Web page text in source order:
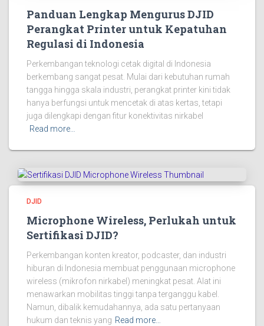
Panduan Lengkap Mengurus DJID
Perangkat Printer untuk Kepatuhan
Regulasi di Indonesia
Perkembangan teknologi cetak digital di Indonesia
berkembang sangat pesat. Mulai dari kebutuhan rumah
tangga hingga skala industri, perangkat printer kini tidak
hanya berfungsi untuk mencetak di atas kertas, tetapi
juga dilengkapi dengan fitur konektivitas nirkabel
Read more…
DJID
Microphone Wireless, Perlukah untuk
Sertifikasi DJID?
Perkembangan konten kreator, podcaster, dan industri
hiburan di Indonesia membuat penggunaan microphone
wireless (mikrofon nirkabel) meningkat pesat. Alat ini
menawarkan mobilitas tinggi tanpa terganggu kabel.
Namun, dibalik kemudahannya, ada satu pertanyaan
hukum dan teknis yang Read more…